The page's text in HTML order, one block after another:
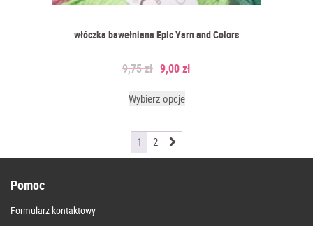
włóczka bawełniana Epic Yarn and Colors
9,75zł 9,00zł
Wybierz opcje
1 2
Pomoc
Formularz kontaktowy